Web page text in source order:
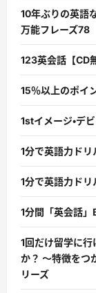
10年ぶりの英語
万能フレーズ78
123英会話【CD
15％以上のポイ
1stイメージ・デ
1分で英語力ドリ
1分で英語力ド
1分間「英会話
1回だけ留学に
か？ 〜特徴をつ
リーズ